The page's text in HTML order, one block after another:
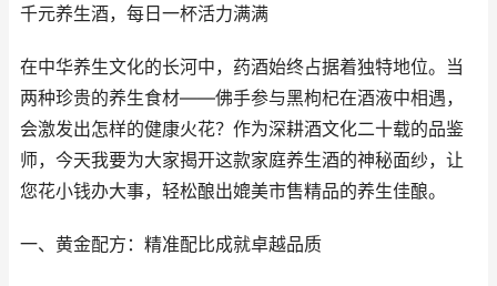
千元养生酒，每日一杯活力满满
在中华养生文化的长河中，药酒始终占据着独特地位。当
两种珍贵的养生食材——佛手参与黑枸杞在酒液中相遇，
会激发出怎样的健康火花？作为深耕酒文化二十载的品鉴
师，今天我要为大家揭开这款家庭养生酒的神秘面纱，让
您花小钱办大事，轻松酿出媲美市售精品的养生佳酿。
一、黄金配方：精准配比成就卓越品质